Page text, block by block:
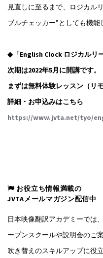
見直しに至るまで、ロジカル
ブルチェッカー”としても機能
◆「English Clock ロジカルリ
次期は2022年5月に開講です。
まずは無料体験レッスン（リ
詳細・お申込みはこちら
https://www.jvta.net/tyo/
お役立ち情報満載の
JVTAメールマガジン配信中
日本映像翻訳アカデミーでは
ープンスクールや説明会のご
吹き替えのスキルアップに役